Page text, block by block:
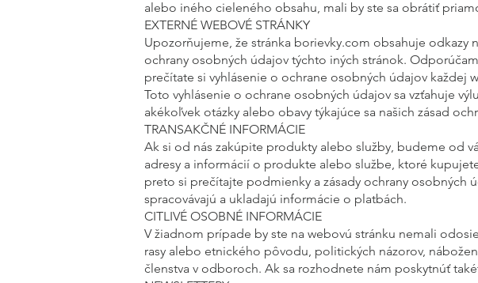
alebo iného cieleného obsahu, mali by ste sa obrátiť
EXTERNÉ WEBOVÉ STRÁNKY
Upozorňujeme, že stránka borievky.com obsahuje
ochrany osobných údajov týchto iných stránok.
prečítate si vyhlásenie o ochrane osobných údajov
Toto vyhlásenie o ochrane osobných údajov sa vzťahuje
akékoľvek otázky alebo obavy týkajúce sa našich zásad
TRANSAKČNÉ INFORMÁCIE
Ak si od nás zakúpite produkty alebo služby, budeme od
adresy a informácií o produkte alebo službe, ktoré
preto si prečítajte podmienky a zásady ochrany osobných
spracovávajú a ukladajú informácie o platbách.
CITLIVÉ OSOBNÉ INFORMÁCIE
V žiadnom prípade by ste na webovú stránku nemali
rasy alebo etnického pôvodu, politických názorov,
členstva v odboroch. Ak sa rozhodnete nám poskytnúť